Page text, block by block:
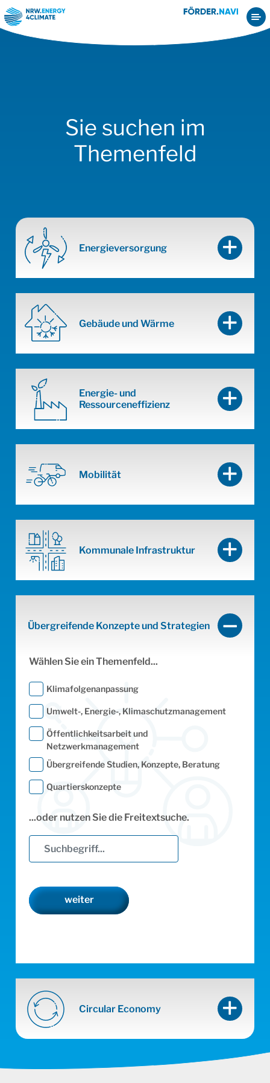
Sie suchen im
Themenfeld
Energieversorgung
Gebäude und Wärme
Energie- und
Ressourceneffizienz
Mobilität
Kommunale Infrastruktur
Übergreifende Konzepte und Strategien
Wählen Sie ein Themenfeld...
Klimafolgenanpassung
Umwelt-, Energie-, Klimaschutzmanagement
Öffentlichkeitsarbeit und
Netzwerkmanagement
Übergreifende Studien, Konzepte, Beratung
Quartierskonzepte
...oder nutzen Sie die Freitextsuche.
weiter
Circular Economy